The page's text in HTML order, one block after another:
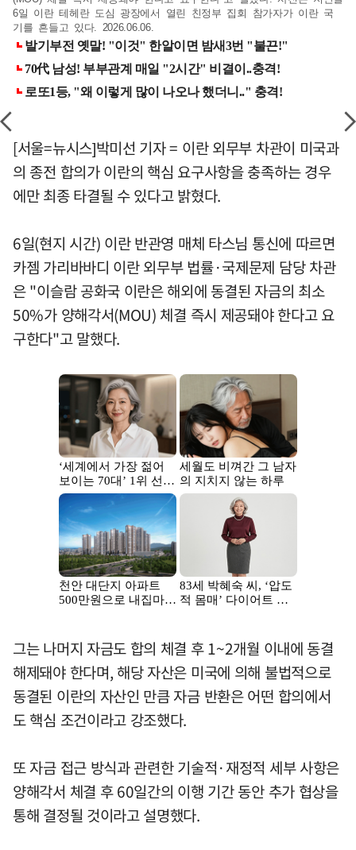
6일 이란 테헤란 도심 광장에서 열린 친정부 집회 참가자가 이란 국
기를 흔들고 있다. 2026.06.06.
[서울=뉴시스]박미선 기자 = 이란 외무부 차관이 미국과
의 종전 합의가 이란의 핵심 요구사항을 충족하는 경우
에만 최종 타결될 수 있다고 밝혔다.
6일(현지 시간) 이란 반관영 매체 타스님 통신에 따르면
카젬 가리바바디 이란 외무부 법률·국제문제 담당 차관
은 "이슬람 공화국 이란은 해외에 동결된 자금의 최소
50%가 양해각서(MOU) 체결 즉시 제공돼야 한다고 요
구한다"고 말했다.
그는 나머지 자금도 합의 체결 후 1~2개월 이내에 동결
해제돼야 한다며, 해당 자산은 미국에 의해 불법적으로
동결된 이란의 자산인 만큼 자금 반환은 어떤 합의에서
도 핵심 조건이라고 강조했다.
또 자금 접근 방식과 관련한 기술적·재정적 세부 사항은
양해각서 체결 후 60일간의 이행 기간 동안 추가 협상을
통해 결정될 것이라고 설명했다.